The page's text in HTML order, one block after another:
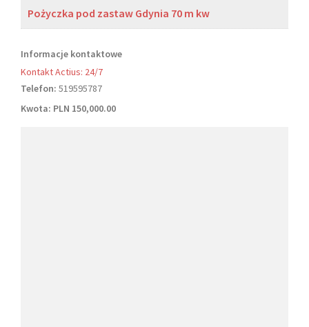
Pożyczka pod zastaw Gdynia 70 m kw
Informacje kontaktowe
Kontakt Actius: 24/7
Telefon: 519595787
Kwota: PLN 150,000.00